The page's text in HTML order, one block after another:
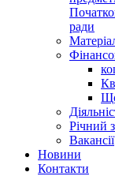
ради
Річний
Вакансії
Новини
Контакти